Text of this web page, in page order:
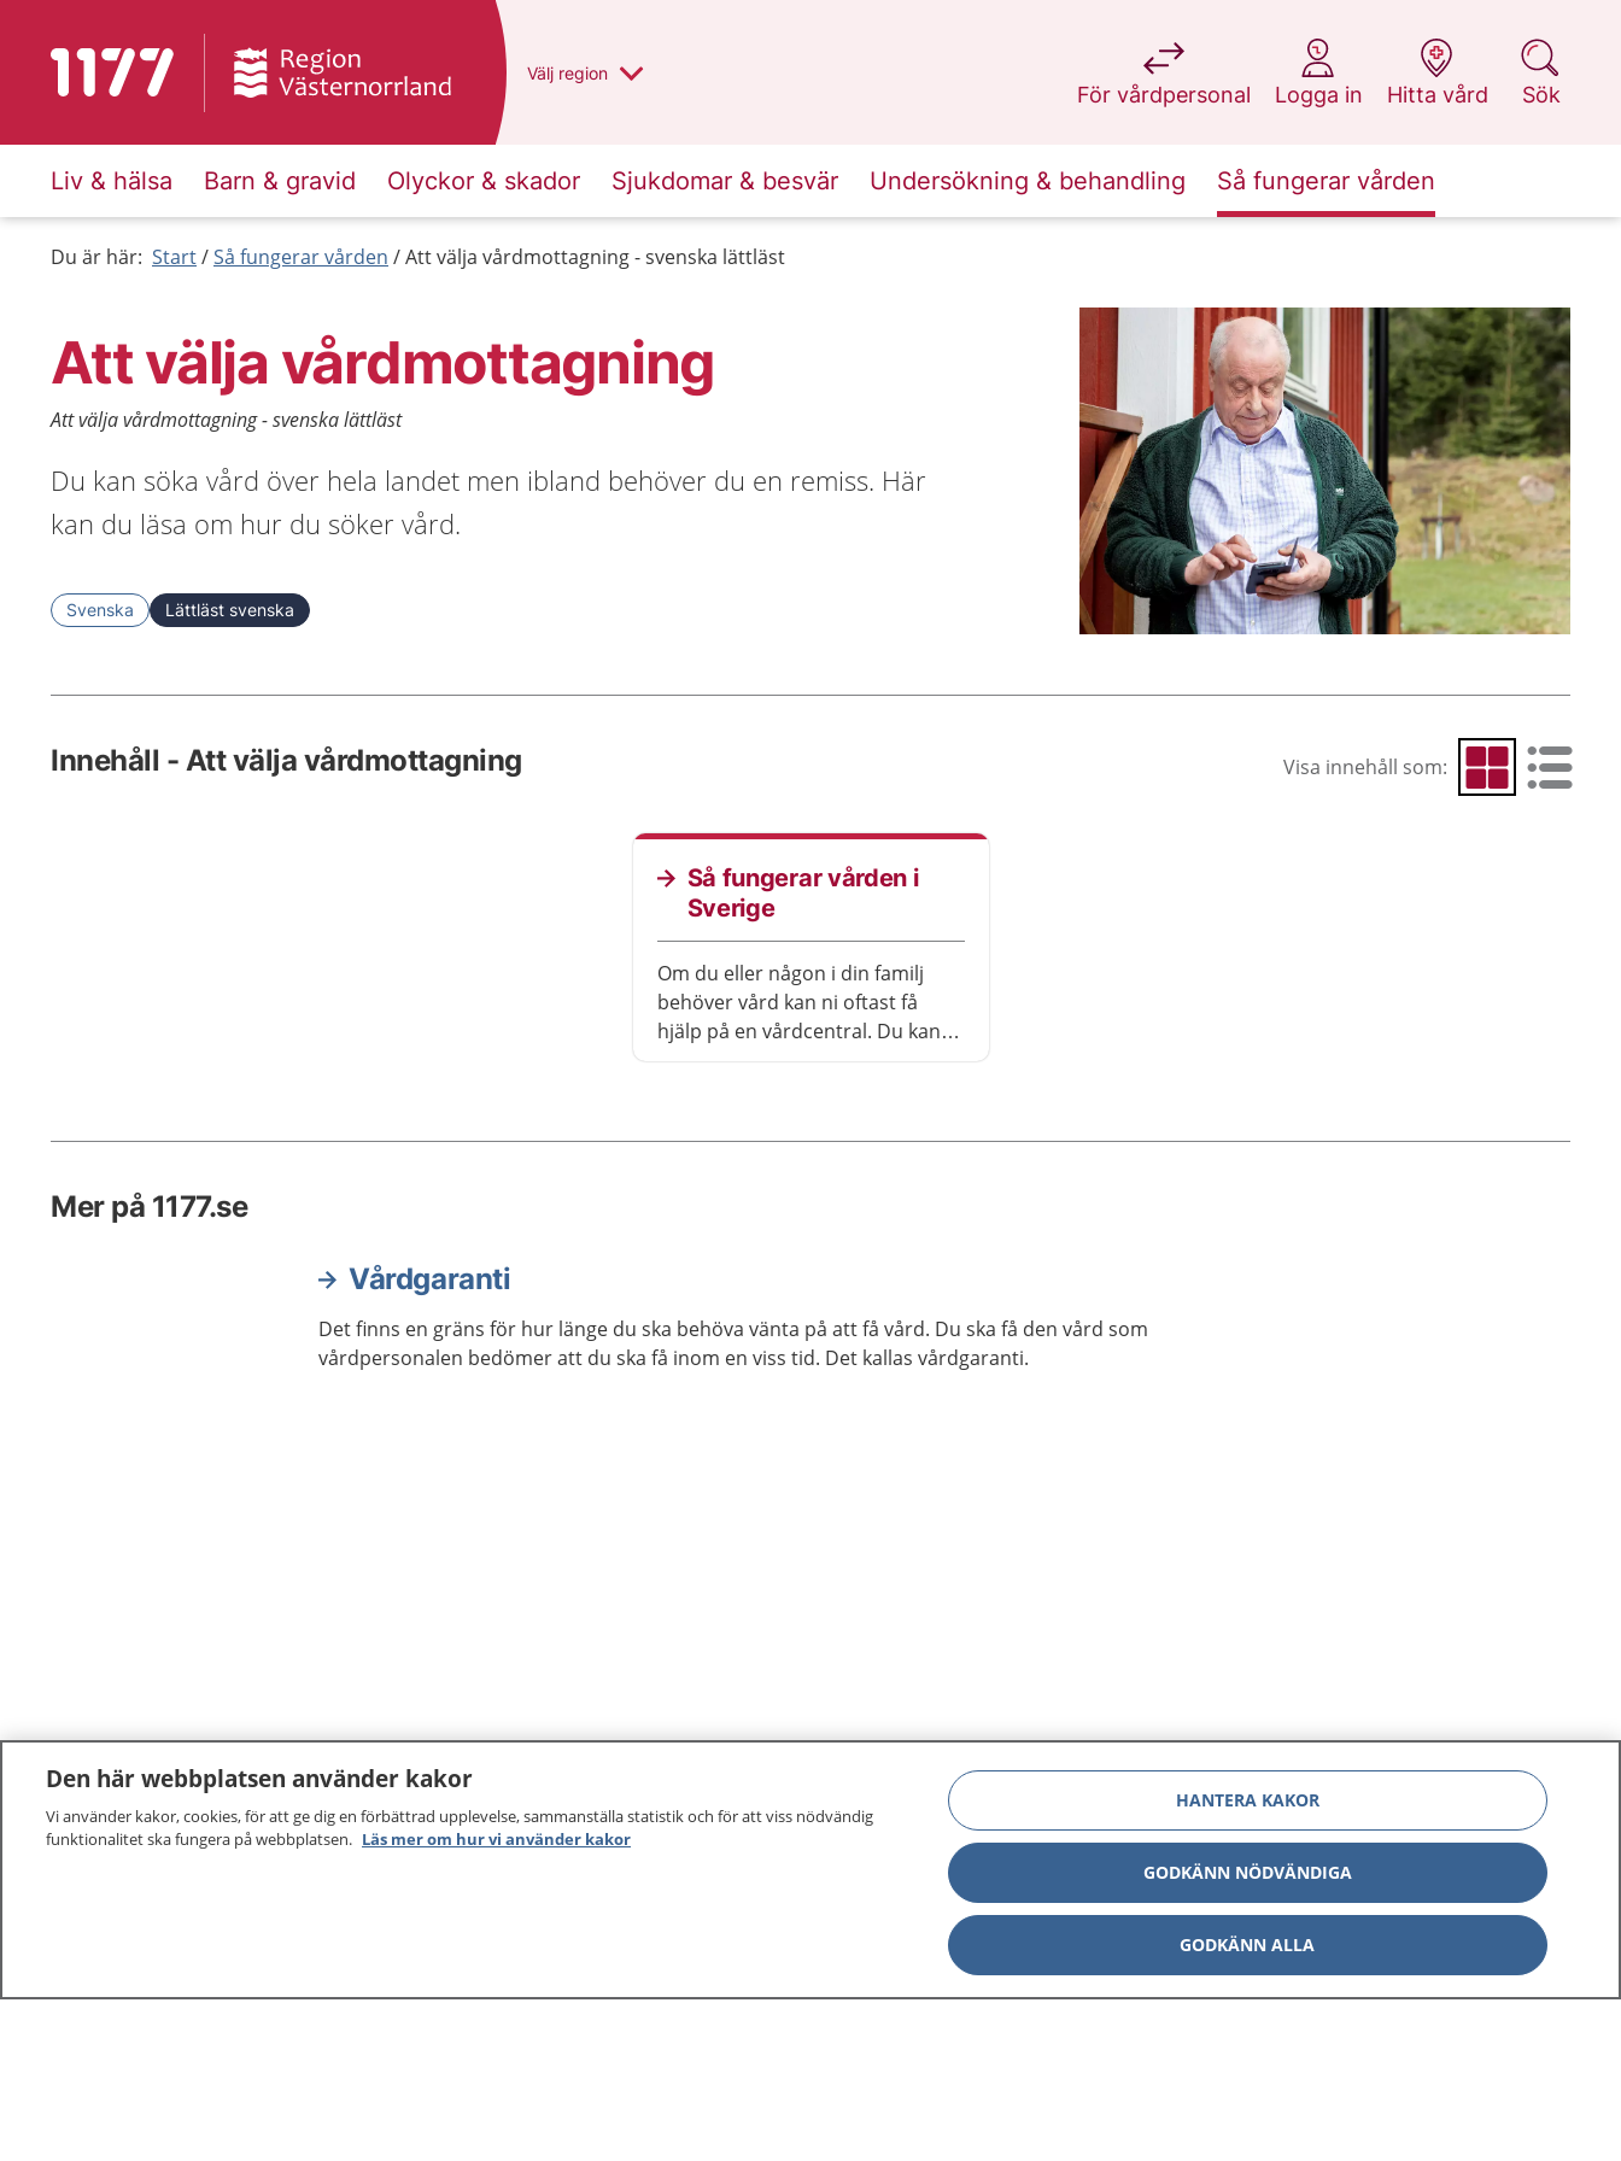
Till startsidan för 1177 Du har valt region
Välj en annan
region
För vårdpersonal
på 1177.se
Logga in
på 1177.se
Hitta vård
på 1177.se
Sök
på 1177.se
Liv & hälsa Barn & gravid Olyckor & skador Sjukdomar & besvär Undersökning & behandling Så fungerar vården
Du är här: Start Så fungerar vården Att välja vårdmottagning - svenska lättläst
Att välja vårdmottagning
Att välja vårdmottagning - svenska lättläst
Du kan söka vård över hela landet men ibland behöver du en remiss. Här
kan du läsa om hur du söker vård.
Svenska Lättläst svenska
Innehåll - Att välja vårdmottagning Visa innehåll som: Visa som rutnät
Visa som
Så fungerar vården i
Sverige
Om du eller någon i din familj
behöver vård kan ni oftast få
hjälp på en vårdcentral. Du kan
engelska. Sjuksköterskorna som
Mer på 1177.se
Vårdgaranti
Det finns en gräns för hur länge du ska behöva vänta på att få vård. Du ska få den vård som
vårdpersonalen bedömer att du ska få inom en viss tid. Det kallas vårdgaranti.
På 1177.se får du råd om hälsa och information om sjukdomar och
Other languages
Om 1177
Kontakt
Den här webbplatsen använder kakor
Vi använder kakor, cookies, för att ge dig en förbättrad upplevelse, sammanställa statistik och för att viss nödvändig
funktionalitet ska fungera på webbplatsen. Läs mer om hur vi använder kakor
HANTERA KAKOR
GODKÄNN NÖDVÄNDIGA
GODKÄNN ALLA